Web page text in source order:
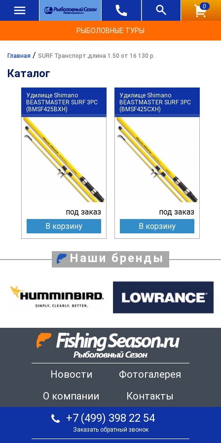
0
РЫБОЛОВНЫЕ ТУРЫ
Главная / SURF Транспорт.длина 1.50 от 16 130 р.
Каталог
Удилище Shimano
BEASTMASTER SURF 3PC
(BMSF425BXH)
под заказ
В корзину
Удилище Shimano
BEASTMASTER SURF 3PC
(BMSF425CXH)
под заказ
В корзину
Наши бренды
Новости
Фотогалерея
О компании
Контакты
+7 (499) 398 22 54
Заказать обратный звонок